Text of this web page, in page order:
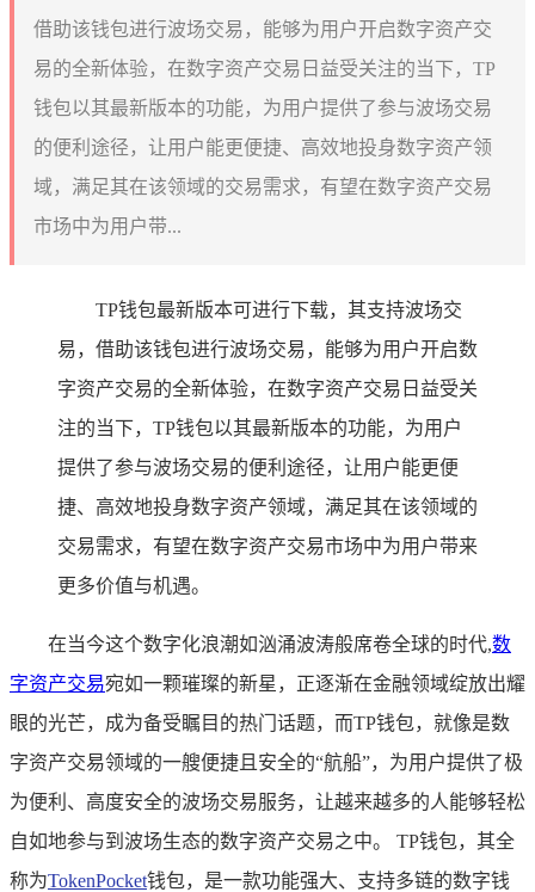
借助该钱包进行波场交易，能够为用户开启数字资产交
易的全新体验，在数字资产交易日益受关注的当下，TP
钱包以其最新版本的功能，为用户提供了参与波场交易
的便利途径，让用户能更便捷、高效地投身数字资产领
域，满足其在该领域的交易需求，有望在数字资产交易
市场中为用户带...
TP钱包最新版本可进行下载，其支持波场交
易，借助该钱包进行波场交易，能够为用户开启数
字资产交易的全新体验，在数字资产交易日益受关
注的当下，TP钱包以其最新版本的功能，为用户
提供了参与波场交易的便利途径，让用户能更便
捷、高效地投身数字资产领域，满足其在该领域的
交易需求，有望在数字资产交易市场中为用户带来
更多价值与机遇。
在当今这个数字化浪潮如汹涌波涛般席卷全球的时代,数
字资产交易宛如一颗璀璨的新星，正逐渐在金融领域绽放出耀
眼的光芒，成为备受瞩目的热门话题，而TP钱包，就像是数
字资产交易领域的一艘便捷且安全的“航船”，为用户提供了极
为便利、高度安全的波场交易服务，让越来越多的人能够轻松
自如地参与到波场生态的数字资产交易之中。 TP钱包，其全
称为TokenPocket钱包，是一款功能强大、支持多链的数字钱